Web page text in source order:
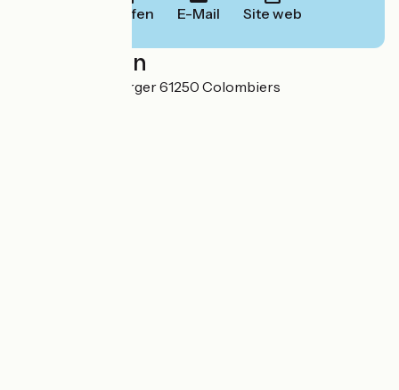
Anrufen E-Mail Site web
Localisation
Le Plessis - Le Verger 61250 Colombiers